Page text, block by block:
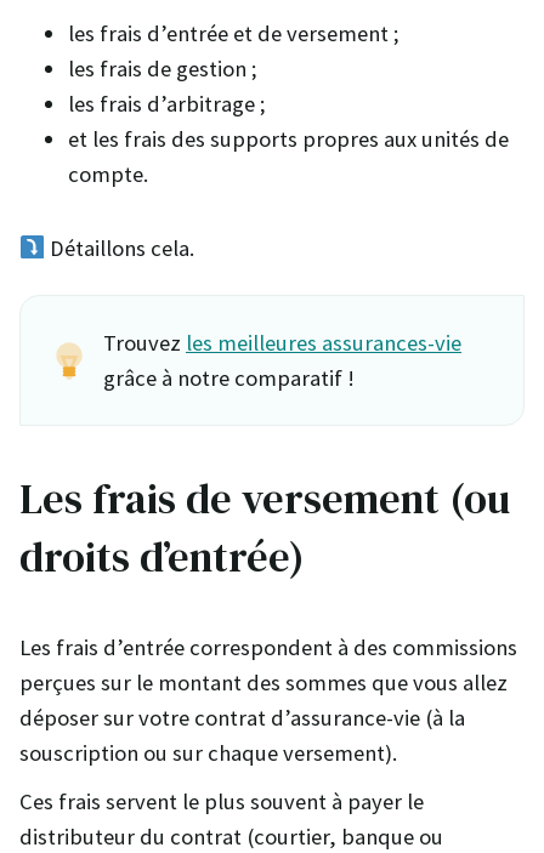
les frais d’entrée et de versement ;
les frais de gestion ;
les frais d’arbitrage ;
et les frais des supports propres aux unités de
compte.
Détaillons cela.
Trouvez les meilleures assurances-vie
grâce à notre comparatif !
Les frais de versement (ou
droits d’entrée)
Les frais d’entrée correspondent à des commissions
perçues sur le montant des sommes que vous allez
déposer sur votre contrat d’assurance-vie (à la
souscription ou sur chaque versement).
Ces frais servent le plus souvent à payer le
distributeur du contrat (courtier, banque ou